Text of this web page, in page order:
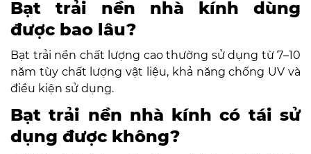
Bạt trải nền nhà kính dùng
được bao lâu?
Bạt trải nền chất lượng cao thường sử dụng từ 7–10
năm tùy chất lượng vật liệu, khả năng chống UV và
điều kiện sử dụng.
Bạt trải nền nhà kính có tái sử
dụng được không?